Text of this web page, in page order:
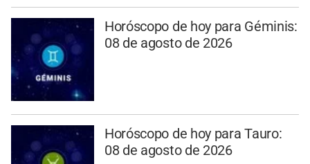
Horóscopo de hoy para Géminis:
08 de agosto de 2026
Horóscopo de hoy para Tauro:
08 de agosto de 2026